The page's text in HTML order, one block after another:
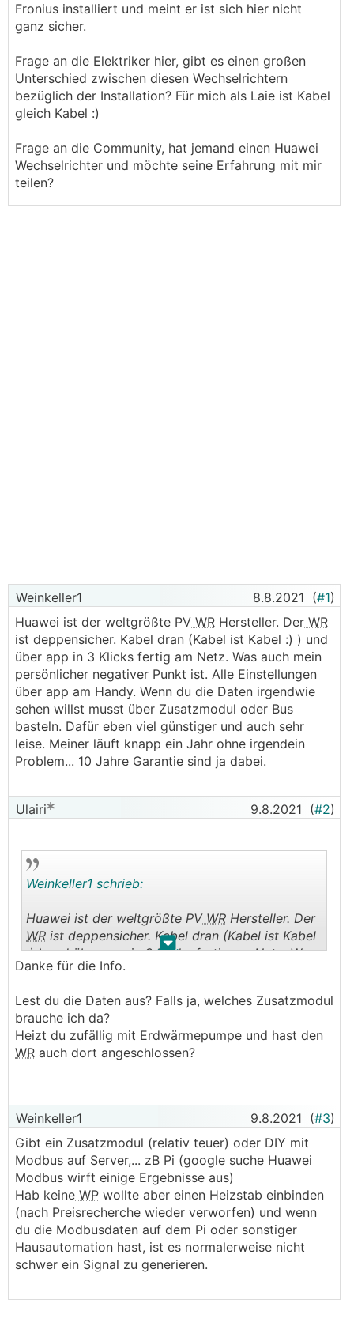
Fronius installiert und meint er ist sich hier nicht
ganz sicher.
Frage an die Elektriker hier, gibt es einen großen
Unterschied zwischen diesen Wechselrichtern
bezüglich der Installation? Für mich als Laie ist Kabel
gleich Kabel :)
Frage an die Community, hat jemand einen Huawei
Wechselrichter und möchte seine Erfahrung mit mir
teilen?
Weinkeller1 8.8.2021 (#1)
Huawei ist der weltgrößte PV WR Hersteller. Der WR
ist deppensicher. Kabel dran (Kabel ist Kabel :) ) und
über app in 3 Klicks fertig am Netz. Was auch mein
persönlicher negativer Punkt ist. Alle Einstellungen
über app am Handy. Wenn du die Daten irgendwie
sehen willst musst über Zusatzmodul oder Bus
basteln. Dafür eben viel günstiger und auch sehr
leise. Meiner läuft knapp ein Jahr ohne irgendein
Problem... 10 Jahre Garantie sind ja dabei.
Ulairi 9.8.2021 (#2)
. .
Weinkeller1 schrieb:
Huawei ist der weltgrößte PVWR Hersteller. Der
WR ist deppensicher. Kabel dran (Kabel ist Kabel
:) ) und über app in 3 Klicks fertig am Netz. Was
auch mein persönlicher negativer Punkt ist. Alle
Daten irgendwie sehen willst musst über
Zusatzmodul oder Bus basteln. Dafür eben viel
günstiger und auch sehr leise. Meiner läuft knapp
ein Jahr ohne irgendein Problem... 10 Jahre
Danke für die Info.
Lest du die Daten aus? Falls ja, welches Zusatzmodul
brauche ich da?
Heizt du zufällig mit Erdwärmepumpe und hast den
WR auch dort angeschlossen?
Weinkeller1 9.8.2021 (#3)
Gibt ein Zusatzmodul (relativ teuer) oder DIY mit
Modbus auf Server,... zB Pi (google suche Huawei
Modbus wirft einige Ergebnisse aus)
Hab keine WP wollte aber einen Heizstab einbinden
(nach Preisrecherche wieder verworfen) und wenn
du die Modbusdaten auf dem Pi oder sonstiger
Hausautomation hast, ist es normalerweise nicht
schwer ein Signal zu generieren.